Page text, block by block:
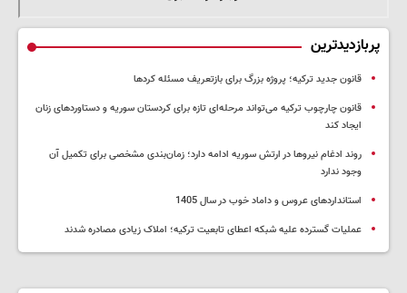
پربازدیدترین
قانون جدید ترکیه؛ پروژه بزرگ‌ برای بازتعریف مسئله کردها
قانون چارچوب ترکیه می‌تواند مرحله‌ای تازه برای کردستان سوریه و دستاوردهای زنان
ایجاد کند
روند ادغام نیروها در ارتش سوریه ادامه دارد؛ زمان‌بندی مشخصی برای تکمیل آن
وجود ندارد
استانداردهای عروس و داماد خوب در سال 1405
عملیات گسترده علیه شبکه اعطای تابعیت ترکیه؛ املاک زیادی مصادره شدند